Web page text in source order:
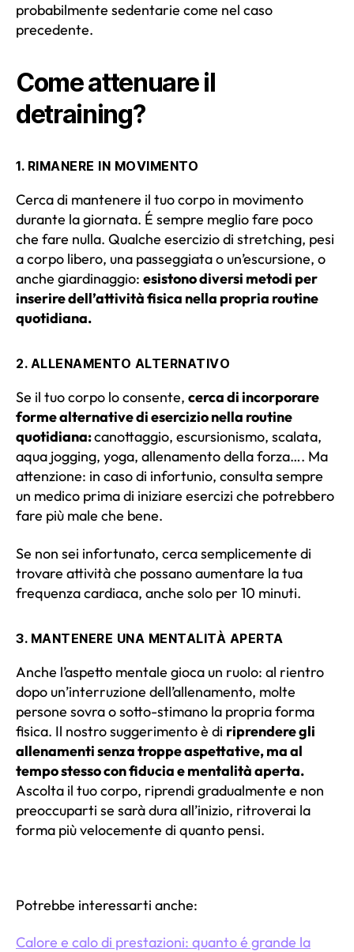
probabilmente sedentarie come nel caso
precedente.
Come attenuare il
detraining?
1. RIMANERE IN MOVIMENTO
Cerca di mantenere il tuo corpo in movimento
durante la giornata. É sempre meglio fare poco
che fare nulla. Qualche esercizio di stretching, pesi
a corpo libero, una passeggiata o un’escursione, o
anche giardinaggio: esistono diversi metodi per
inserire dell’attività fisica nella propria routine
quotidiana.
2. ALLENAMENTO ALTERNATIVO
Se il tuo corpo lo consente, cerca di incorporare
forme alternative di esercizio nella routine
quotidiana:canottaggio, escursionismo, scalata,
aqua jogging, yoga, allenamento della forza…. Ma
attenzione: in caso di infortunio, consulta sempre
un medico prima di iniziare esercizi che potrebbero
fare più male che bene.
Se non sei infortunato, cerca semplicemente di
trovare attività che possano aumentare la tua
frequenza cardiaca, anche solo per 10 minuti.
3. MANTENERE UNA MENTALITÀ APERTA
Anche l’aspetto mentale gioca un ruolo: al rientro
dopo un’interruzione dell’allenamento, molte
persone sovra o sotto-stimano la propria forma
fisica. Il nostro suggerimento è di riprendere gli
allenamenti senza troppe aspettative, ma al
tempo stesso con fiducia e mentalità aperta.
Ascolta il tuo corpo, riprendi gradualmente e non
preoccuparti se sarà dura all’inizio, ritroverai la
forma più velocemente di quanto pensi.
Potrebbe interessarti anche:
Calore e calo di prestazioni: quanto é grande la